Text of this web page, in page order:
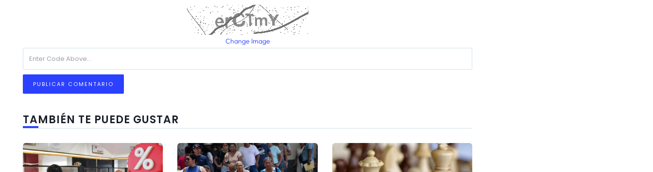
Change Image
TAMBIÉN TE PUEDE GUSTAR